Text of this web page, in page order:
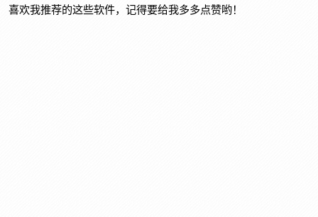
喜欢我推荐的这些软件，记得要给我多多点赞哟！